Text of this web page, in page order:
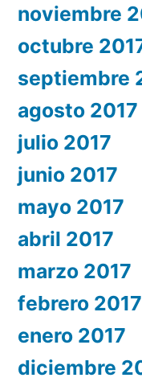
noviembre
octubre
septiembre
agosto 2017
julio 2017
junio 2017
mayo 2017
abril 2017
marzo 2017
febrero 2017
enero 2017
diciembre